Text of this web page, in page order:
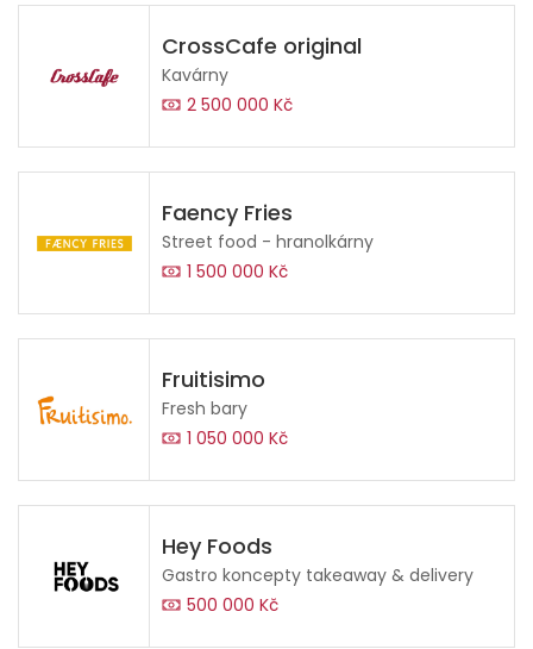
CrossCafe original
Kavárny
2 500 000 Kč
Faency Fries
Street food - hranolkárny
1 500 000 Kč
Fruitisimo
Fresh bary
1 050 000 Kč
Hey Foods
Gastro koncepty takeaway & delivery
500 000 Kč